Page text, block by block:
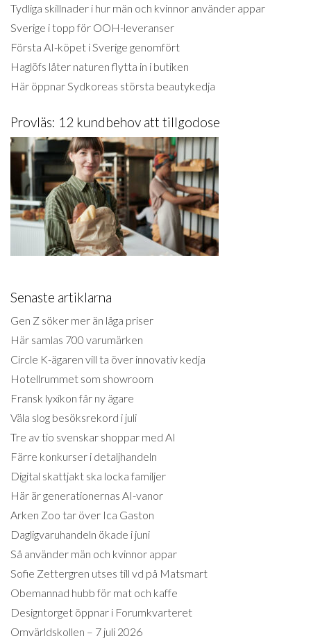
Tydliga skillnader i hur män och kvinnor använder appar
Sverige i topp för OOH-leveranser
Första AI-köpet i Sverige genomfört
Haglöfs låter naturen flytta in i butiken
Här öppnar Sydkoreas största beautykedja
Provläs: 12 kundbehov att tillgodose
Senaste artiklarna
Gen Z söker mer än låga priser
Här samlas 700 varumärken
Circle K-ägaren vill ta över innovativ kedja
Hotellrummet som showroom
Fransk lyxikon får ny ägare
Väla slog besöksrekord i juli
Tre av tio svenskar shoppar med AI
Färre konkurser i detaljhandeln
Digital skattjakt ska locka familjer
Här är generationernas AI-vanor
Arken Zoo tar över Ica Gaston
Dagligvaruhandeln ökade i juni
Så använder män och kvinnor appar
Sofie Zettergren utses till vd på Matsmart
Obemannad hubb för mat och kaffe
Designtorget öppnar i Forumkvarteret
Omvärldskollen – 7 juli 2026